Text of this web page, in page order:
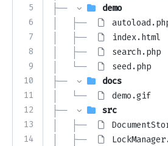
5
6
7
8
9
10
11
12
13
14
├──
demo
│   ├──
│   ├──
index.html
│   ├──
search.php
│   └──
seed.php
├──
docs
│   └──
demo.gif
├──
src
│   ├──
│   ├──